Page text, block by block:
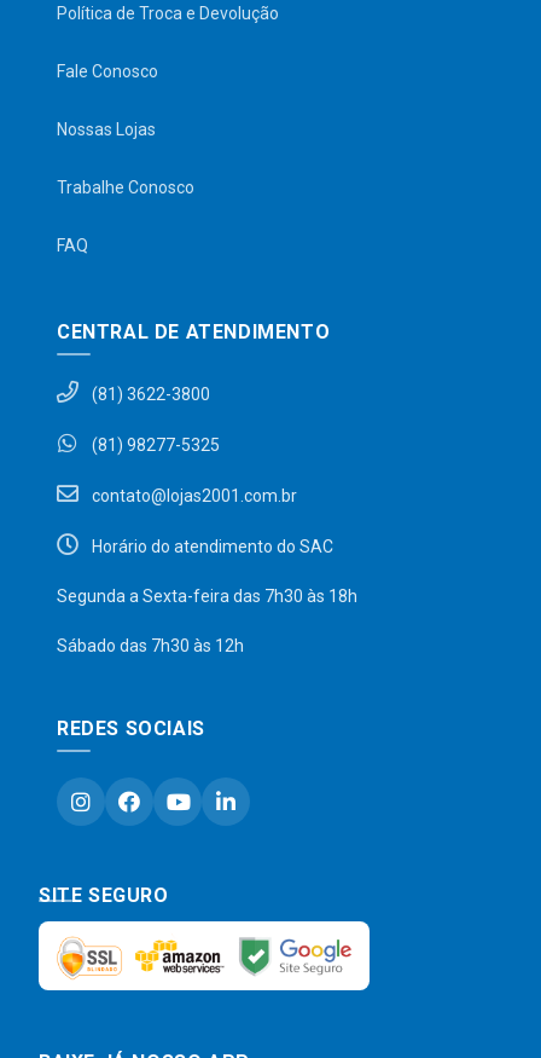
Política de Troca e Devolução
Fale Conosco
Nossas Lojas
Trabalhe Conosco
FAQ
CENTRAL DE ATENDIMENTO
(81) 3622-3800
(81) 98277-5325
contato@lojas2001.com.br
Horário do atendimento do SAC
Segunda a Sexta-feira das 7h30 às 18h
Sábado das 7h30 às 12h
REDES SOCIAIS
SITE SEGURO